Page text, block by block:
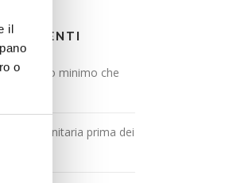
il
o
RECENTI
al salario minimo che
pratica unitaria prima dei